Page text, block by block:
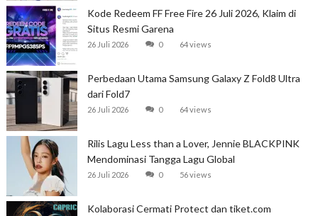
Kode Redeem FF Free Fire 26 Juli 2026, Klaim di
Situs Resmi Garena
26 Juli 2026 0 64 views
Perbedaan Utama Samsung Galaxy Z Fold8 Ultra
dari Fold7
26 Juli 2026 0 64 views
Rilis Lagu Less than a Lover, Jennie BLACKPINK
Mendominasi Tangga Lagu Global
26 Juli 2026 0 56 views
Kolaborasi Cermati Protect dan tiket.com